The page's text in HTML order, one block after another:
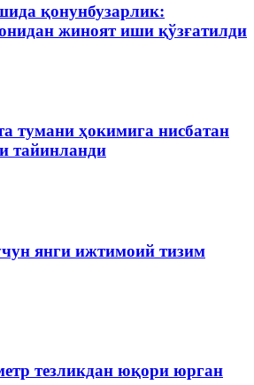
қонунбузарлик:
жиноят иши қўзғатилди
тумани ҳокимига нисбатан
тайинланди
янги ижтимоий тизим
тезликдан юқори юрган